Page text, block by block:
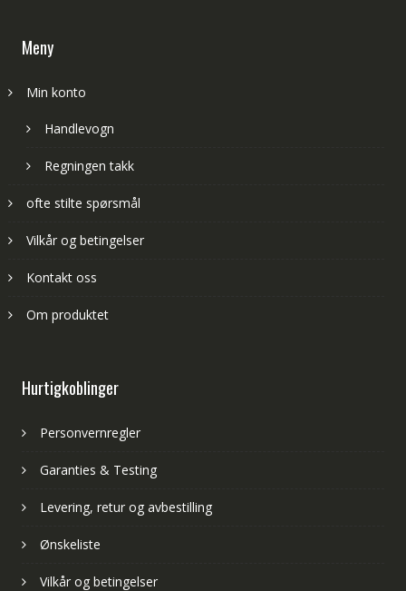
Meny
Min konto
Handlevogn
Regningen takk
ofte stilte spørsmål
Vilkår og betingelser
Kontakt oss
Om produktet
Hurtigkoblinger
Personvernregler
Garanties & Testing
Levering, retur og avbestilling
Ønskeliste
Vilkår og betingelser